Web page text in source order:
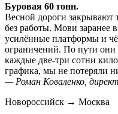
Буровая 60 тонн.
Весной дороги закрывают
без работы. Мови заранее
усилённые платформы и
ограничений. По пути они
каждые две‑три сотни
графика, мы не потеряли
— Роман Коваленко,
Новороссийск → Москва